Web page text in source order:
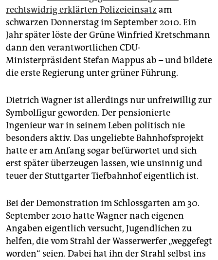
rechtswidrig erklärten Polizeieinsatz am
schwarzen Donnerstag im September 2010. Ein
Jahr später löste der Grüne Winfried Kretschmann
dann den verantwortlichen CDU-
Ministerpräsident Stefan Mappus ab – und bildete
die erste Regierung unter grüner Führung.
Dietrich Wagner ist allerdings nur unfreiwillig zur
Symbolfigur geworden. Der pensionierte
Ingenieur war in seinem Leben politisch nie
besonders aktiv. Das ungeliebte Bahnhofsprojekt
hatte er am Anfang sogar befürwortet und sich
erst später überzeugen lassen, wie unsinnig und
teuer der Stuttgarter Tiefbahnhof eigentlich ist.
Bei der Demonstration im Schlossgarten am 30.
September 2010 hatte Wagner nach eigenen
Angaben eigentlich versucht, Jugendlichen zu
helfen, die vom Strahl der Wasserwerfer „weggefegt
worden“ seien. Dabei hat ihn der Strahl selbst ins